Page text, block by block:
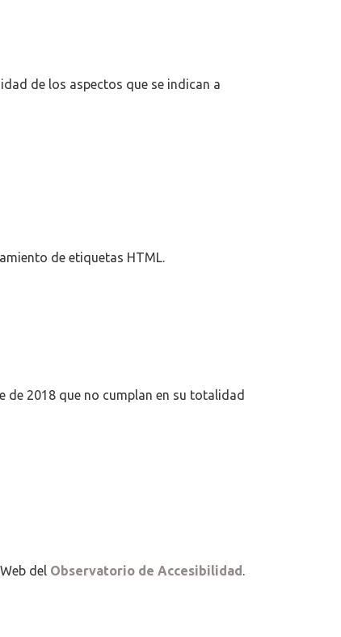
de los aspectos que se indican a
de etiquetas HTML.
2018 que no cumplan en su totalidad
del Observatorio de Accesibilidad.